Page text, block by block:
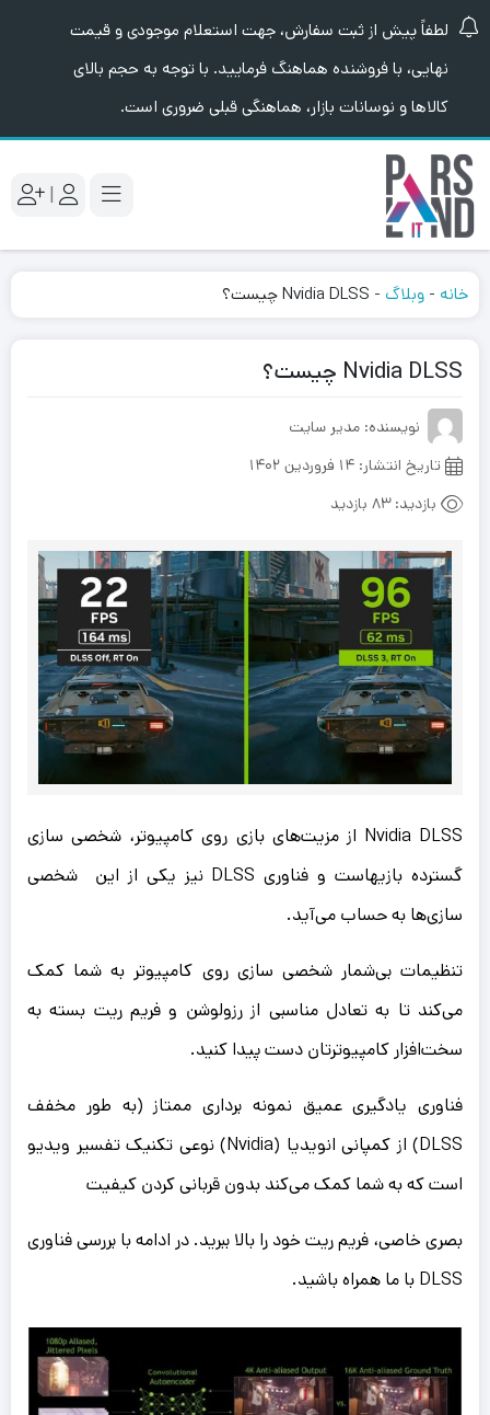
لطفاً پیش از ثبت سفارش، جهت استعلام موجودی و قیمت
نهایی، با فروشنده هماهنگ فرمایید. با توجه به حجم بالای
کالاها و نوسانات بازار، هماهنگی قبلی ضروری است.
|
خانه - وبلاگ - Nvidia DLSS چیست؟
Nvidia DLSS چیست؟
نویسنده: مدیر سایت
تاریخ انتشار: ۱۴ فروردین ۱۴۰۲
بازدید:83 بازدید
Nvidia DLSS از مزیت‌های بازی روی کامپیوتر، شخصی سازی
گسترده بازی‎هاست و فناوری DLSS نیز یکی از این شخصی
سازی‌ها به حساب می‌آید.
تنظیمات بی‌شمار شخصی سازی روی کامپیوتر به شما کمک
می‌کند تا به تعادل مناسبی از رزولوشن و فریم ریت بسته به
سخت‌افزار کامپیوترتان دست پیدا کنید.
فناوری یادگیری عمیق نمونه برداری ممتاز (به طور مخفف
DLSS) از کمپانی انویدیا (Nvidia) نوعی تکنیک تفسیر ویدیو
است که به شما کمک می‌کند بدون قربانی کردن کیفیت
بصری خاصی، فریم ریت خود را بالا ببرید. در ادامه با بررسی فناوری
DLSS با ما همراه باشید.